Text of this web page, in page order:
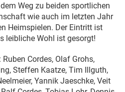
Weg zu beiden sportlichen
wie auch im letzten Jahr
Heimspielen. Der Eintritt ist
leibliche Wohl ist gesorgt!
Cordes, Olaf Grohs,
Steffen Kaatze, Tim Illguth,
Yannik Jaeschke, Veit